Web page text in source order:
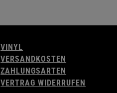
VINYL
VERSANDKOSTEN
ZAHLUNGSARTEN
VERTRAG WIDERRUFEN